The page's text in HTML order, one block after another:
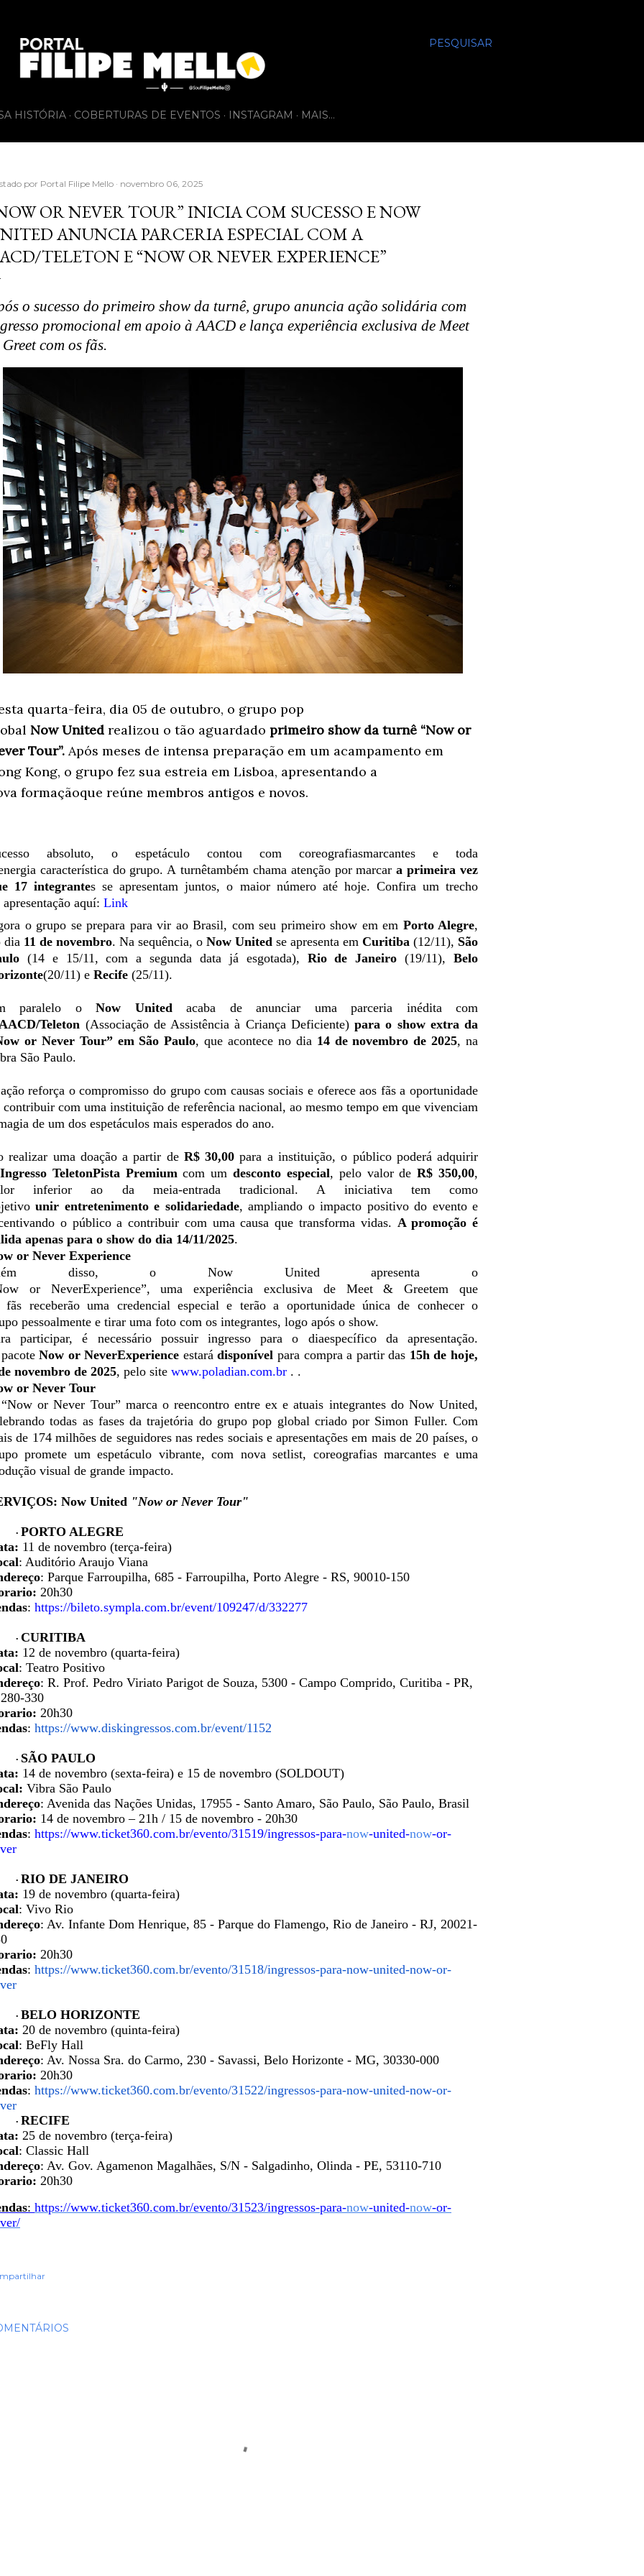
PESQUISAR
HISTÓRIA COBERTURAS DE EVENTOS INSTAGRAM MAIS…
por Portal Filipe Mello novembro 06, 2025
OR NEVER TOUR” INICIA COM SUCESSO E NOW
ANUNCIA PARCERIA ESPECIAL COM A
TELETON E “NOW OR NEVER EXPERIENCE”
o sucesso do primeiro show da turnê, grupo anuncia ação solidária com
promocional em apoio à AACD e lança experiência exclusiva de Meet
Greetcom os fãs.
quarta-feira, dia 05 de outubro, o grupo pop
Now United realizou o tão aguardado primeiro showda turnê “Now or
Tour”. Após meses de intensa preparação em um acampamento em
Kong, o grupo fez sua estreia em Lisboa, apresentando a
formaçãoque reúne membros antigos e novos.
absoluto, o espetáculo contou com coreografiasmarcantes e toda
característica do grupo. Aturnêtambém chama atençãopor marcaraprimeira vez
17 integrantes seapresentam juntos, o maiornúmero até hoje. Confira umtrecho
apresentação aquí: Link
o grupo se prepara para vir ao Brasil, com seu primeiro show em em Porto Alegre,
dia 11 de novembro. Na sequência, o Now United se apresenta em Curitiba (12/11), São
(14 e 15/11,com a segunda data já esgotada), Rio de Janeiro (19/11),Belo
(20/11) e Recife (25/11).
paralelo o Now Unitedacaba de anunciar uma parceria inédita com
/Teleton (Associação de Assistência à Criança Deficiente) para o show extra da
orNever Tour” em São Paulo, que acontece no dia 14 denovembro de 2025, na
São Paulo.
reforça o compromisso do grupo com causas sociais e oferece aos fãs a oportunidade
contribuir com uma instituição de referência nacional, ao mesmo tempo em que vivenciam
de um dos espetáculos mais esperados do ano.
realizar uma doaçãoa partir de R$ 30,00 para a instituição, o público poderáadquirir
Ingresso TeletonPista Premium com um desconto especial, pelo valor deR$ 350,00,
inferiorao da meia-entrada tradicional. A iniciativa temcomo
unir entretenimentoe solidariedade, ampliando o impacto positivo do evento e
o público a contribuir com umacausa que transforma vidas. A promoção é
apenas para o show do dia 14/11/2025.
or Never Experience
disso, oNow United apresenta o
or NeverExperience”,uma experiência exclusiva de Meet&Greetem que
fãs receberão uma credencial especial e terãoa oportunidadeúnica de conhecero
pessoalmente e tirar uma foto com os integrantes, logo após o show.
participar, é necessário possuir ingresso para o diaespecífico daapresentação.
pacote Now or NeverExperience estarádisponível para compra a partir das 15h dehoje,
novembro de 2025, pelo site www.poladian.com.br . .
or Never Tour
Now or Never Tour” marca o reencontro entreex e atuais integrantes do NowUnited,
todas as fases da trajetória do grupo pop global criado por Simon Fuller. Com
de 174 milhões de seguidores nas redes sociais e apresentações em mais de 20 países, o
promete um espetáculo vibrante, com nova setlist, coreografias marcantes e uma
visual de grande impacto.
Now United "Now or Never Tour"
• PORTO ALEGRE
11 de novembro (terça-feira)
: Auditório Araujo Viana
: Parque Farroupilha, 685 - Farroupilha, Porto Alegre - RS, 90010-150
: 20h30
: https://bileto.sympla.com.br/event/109247/d/332277
• CURITIBA
12 de novembro (quarta-feira)
: Teatro Positivo
: R. Prof. Pedro Viriato Parigot de Souza, 5300 - Campo Comprido, Curitiba - PR,
330
: 20h30
: https://www.diskingressos.com.br/event/1152
• SÃO PAULO
14 de novembro (sexta-feira) e 15 de novembro (SOLDOUT)
Vibra São Paulo
: Avenida das Nações Unidas, 17955 - Santo Amaro, São Paulo, São Paulo, Brasil
: 14 de novembro – 21h / 15 de novembro - 20h30
: https://www.ticket360.com.br/evento/31519/ingressos-para-now-united-now-or-
• RIO DE JANEIRO
19 de novembro (quarta-feira)
: Vivo Rio
: Av. Infante Dom Henrique, 85 - Parque do Flamengo, Rio de Janeiro - RJ, 20021-
: 20h30
: https://www.ticket360.com.br/evento/31518/ingressos-para-now-united-now-or-
• BELO HORIZONTE
20 de novembro (quinta-feira)
: BeFly Hall
: Av. Nossa Sra. do Carmo, 230 - Savassi, Belo Horizonte - MG, 30330-000
: 20h30
: https://www.ticket360.com.br/evento/31522/ingressos-para-now-united-now-or-
• RECIFE
25 de novembro (terça-feira)
: Classic Hall
: Av. Gov. Agamenon Magalhães, S/N - Salgadinho, Olinda - PE, 53110-710
: 20h30
: https://www.ticket360.com.br/evento/31523/ingressos-para-now-united-now-or-